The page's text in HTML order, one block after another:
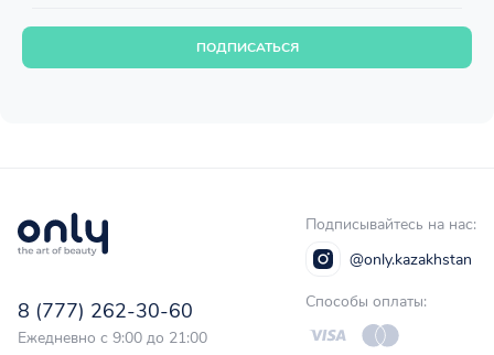
ПОДПИСАТЬСЯ
8 (777) 262-30-60
Ежедневно с 9:00 до 21:00
Подписывайтесь на нас:
@only.kazakhstan
Способы оплаты: